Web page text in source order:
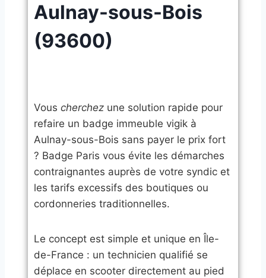
Aulnay-sous-Bois
(93600)
Vous cherchez une solution rapide pour
refaire un badge immeuble vigik à
Aulnay-sous-Bois sans payer le prix fort
? Badge Paris vous évite les démarches
contraignantes auprès de votre syndic et
les tarifs excessifs des boutiques ou
cordonneries traditionnelles.
​Le concept est simple et unique en Île-
de-France : un technicien qualifié se
déplace en scooter directement au pied